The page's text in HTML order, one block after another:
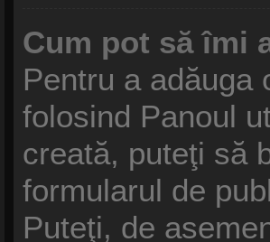
Cum pot să îmi
Pentru a adăuga
folosind Panoul
creată, puteţi să
formularul de
Puteţi, de